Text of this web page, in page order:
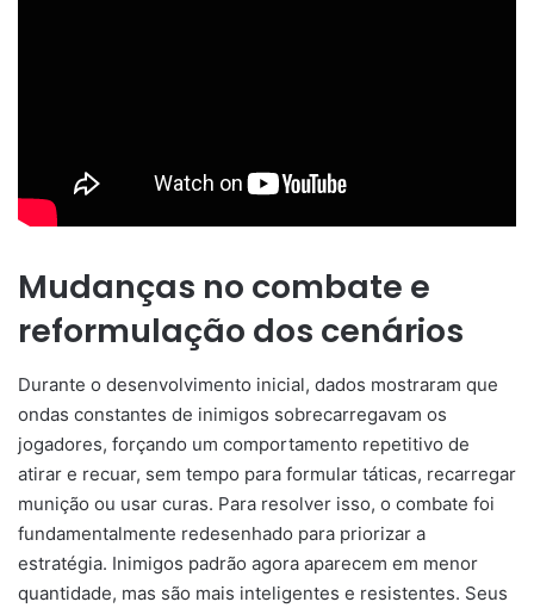
Mudanças no combate e
reformulação dos cenários
Durante o desenvolvimento inicial, dados mostraram que
ondas constantes de inimigos sobrecarregavam os
jogadores, forçando um comportamento repetitivo de
atirar e recuar, sem tempo para formular táticas, recarregar
munição ou usar curas. Para resolver isso, o combate foi
fundamentalmente redesenhado para priorizar a
estratégia. Inimigos padrão agora aparecem em menor
quantidade, mas são mais inteligentes e resistentes. Seus